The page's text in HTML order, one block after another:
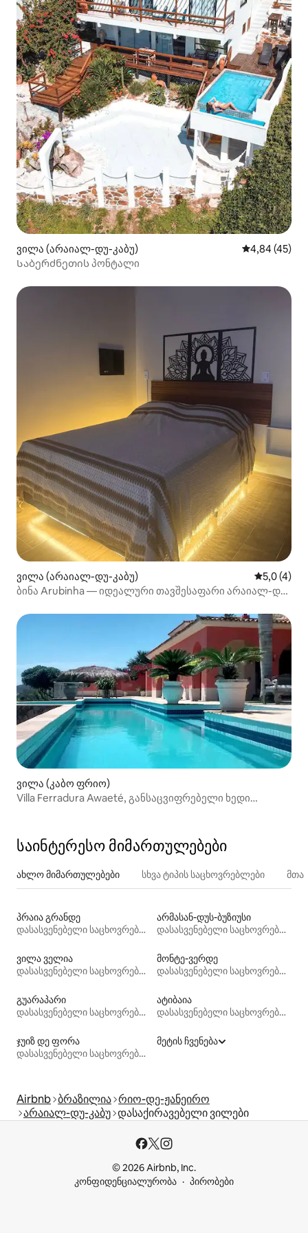
ვილა (არაიალ-დუ-კაბუ) საშუალო
4,84 (45)
Საბერძნეთის პონტალი
ვილა (არაიალ-დუ-კაბუ) საშუალო
5,0 (4)
ბინა Arubinha — იდეალური თავშესაფარი არაიალ-დუ-
ვილა (კაბო ფრიო)
Villa Ferradura Awaeté, განსაცვიფრებელი ხედი
საინტერესო მიმართულებები
ახლო მიმართულებები სხვა ტიპის საცხოვრებლები
პრაია გრანდე
დასასვენებელი საცხოვრებლები
არმასან-დუს-ბუზიუსი
დასასვენებელი საცხოვრებლები
ვილა ველია
დასასვენებელი საცხოვრებლები
მონტე-ვერდე
დასასვენებელი საცხოვრებლები
გუარაპარი
დასასვენებელი საცხოვრებლები
ატიბაია
დასასვენებელი საცხოვრებლები
ჯუიზ დე ფორა
დასასვენებელი საცხოვრებლები
მეტის ჩვენება
Airbnb ბრაზილია რიო-დე-ჟანეირო
არაიალ-დუ-კაბუ დასაქირავებელი ვილები
© 2026 Airbnb, Inc.
კონფიდენციალურობა
პირობები